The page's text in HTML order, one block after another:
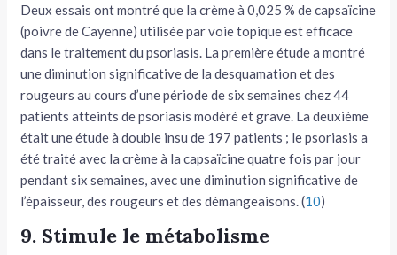
Deux essais ont montré que la crème à 0,025 % de capsaïcine
(poivre de Cayenne) utilisée par voie topique est efficace
dans le traitement du psoriasis. La première étude a montré
une diminution significative de la desquamation et des
rougeurs au cours d’une période de six semaines chez 44
patients atteints de psoriasis modéré et grave. La deuxième
était une étude à double insu de 197 patients ; le psoriasis a
été traité avec la crème à la capsaïcine quatre fois par jour
pendant six semaines, avec une diminution significative de
l’épaisseur, des rougeurs et des démangeaisons. (10)
9. Stimule le métabolisme